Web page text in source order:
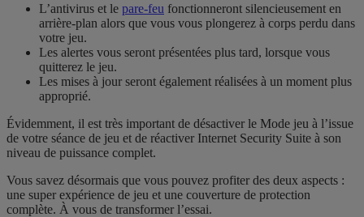
L’antivirus et le pare-feu fonctionneront silencieusement en
arrière-plan alors que vous vous plongerez à corps perdu dans
votre jeu.
Les alertes vous seront présentées plus tard, lorsque vous
quitterez le jeu.
Les mises à jour seront également réalisées à un moment plus
approprié.
Évidemment, il est très important de désactiver le Mode jeu à l’issue
de votre séance de jeu et de réactiver Internet Security Suite à son
niveau de puissance complet.
Vous savez désormais que vous pouvez profiter des deux aspects :
une super expérience de jeu et une couverture de protection
complète. À vous de transformer l’essai.